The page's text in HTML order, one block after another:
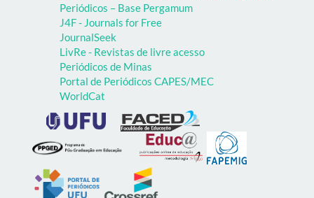
Periódicos – Base Pergamum
J4F - Journals for Free
JournalSeek
LivRe - Revistas de livre acesso
Periódicos de Minas
Portal de Periódicos CAPES/MEC
WorldCat